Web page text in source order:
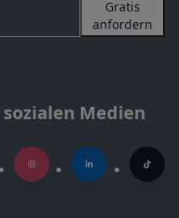
Gratis
anfordern
Medien